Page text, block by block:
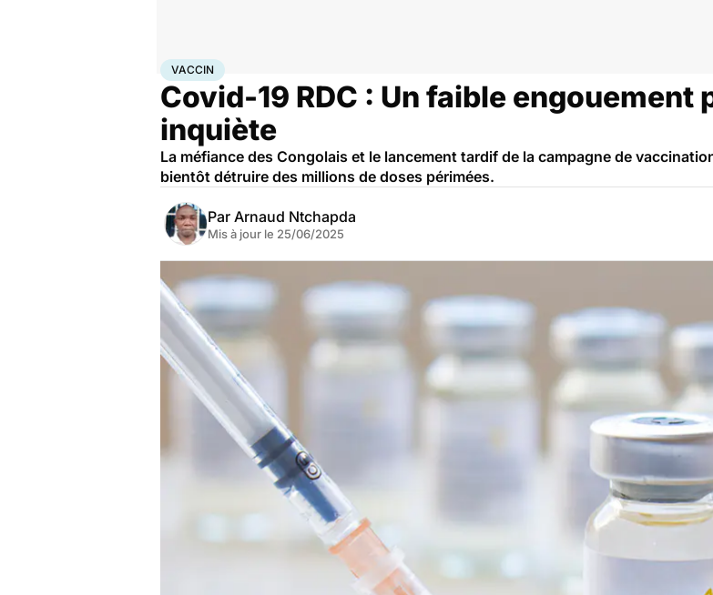
AccueilSanté
VACCIN
Covid-19 RDC : Un faible
inquiète
La méfiance des Congolais et le lancement tardif de la campagne de
bientôt détruire des millions de doses périmées.
Par Arnaud Ntchapda
Mis à jour le 25/06/2025